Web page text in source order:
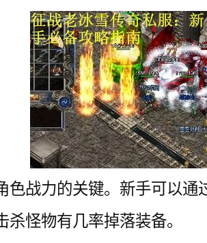
色战力的关键。新手可以通
杀怪物有几率掉落装备。